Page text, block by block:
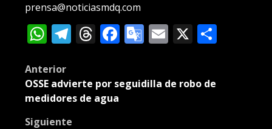
prensa@noticiasmdq.com
WhatsApp
Telegram
Threads
Facebook
Google
Email
X
Post
navigation
Anterior
OSSE advierte por seguidilla de robo de
medidores de agua
Siguiente